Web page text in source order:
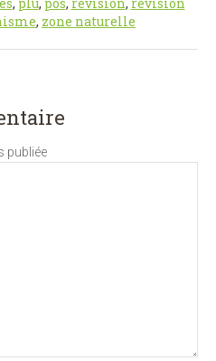
, zone naturelle
publiée